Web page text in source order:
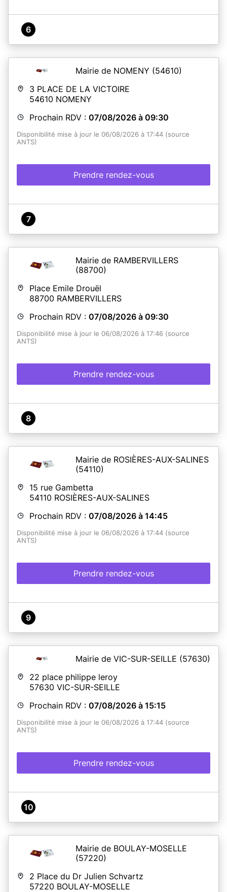
6
Mairie de NOMENY (54610)
3 PLACE DE LA VICTOIRE
54610 NOMENY
Prochain RDV : 07/08/2026 à 09:30
Disponibilité mise à jour le 06/08/2026 à 17:44 (source
ANTS)
Prendre rendez-vous
7
Mairie de RAMBERVILLERS
(88700)
Place Emile Drouël
88700 RAMBERVILLERS
Prochain RDV : 07/08/2026 à 09:30
Disponibilité mise à jour le 06/08/2026 à 17:46 (source
ANTS)
Prendre rendez-vous
8
Mairie de ROSIÈRES-AUX-SALINES
(54110)
15 rue Gambetta
54110 ROSIÈRES-AUX-SALINES
Prochain RDV : 07/08/2026 à 14:45
Disponibilité mise à jour le 06/08/2026 à 17:44 (source
ANTS)
Prendre rendez-vous
9
Mairie de VIC-SUR-SEILLE (57630)
22 place philippe leroy
57630 VIC-SUR-SEILLE
Prochain RDV : 07/08/2026 à 15:15
Disponibilité mise à jour le 06/08/2026 à 17:44 (source
ANTS)
Prendre rendez-vous
10
Mairie de BOULAY-MOSELLE
(57220)
2 Place du Dr Julien Schvartz
57220 BOULAY-MOSELLE